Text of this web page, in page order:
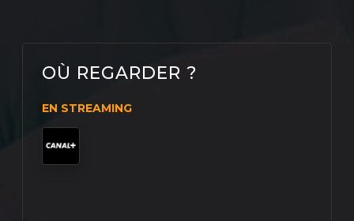
OÙ REGARDER ?
EN STREAMING